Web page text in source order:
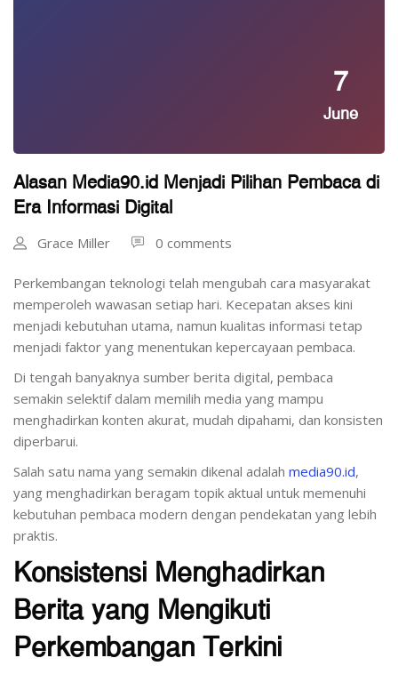
7
June
Alasan Media90.id Menjadi Pilihan Pembaca di
Era Informasi Digital
Grace Miller 0 comments
Perkembangan teknologi telah mengubah cara masyarakat
memperoleh wawasan setiap hari. Kecepatan akses kini
menjadi kebutuhan utama, namun kualitas informasi tetap
menjadi faktor yang menentukan kepercayaan pembaca.
Di tengah banyaknya sumber berita digital, pembaca
semakin selektif dalam memilih media yang mampu
menghadirkan konten akurat, mudah dipahami, dan konsisten
diperbarui.
Salah satu nama yang semakin dikenal adalah media90.id,
yang menghadirkan beragam topik aktual untuk memenuhi
kebutuhan pembaca modern dengan pendekatan yang lebih
praktis.
Konsistensi Menghadirkan
Berita yang Mengikuti
Perkembangan Terkini